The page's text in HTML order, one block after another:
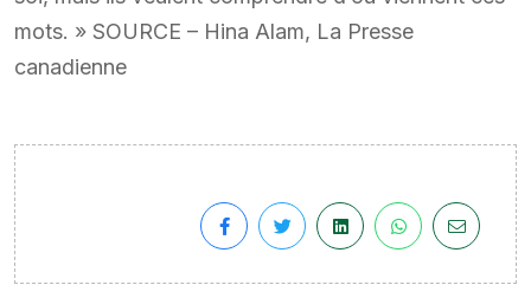
mots. » SOURCE – Hina Alam, La Presse
canadienne